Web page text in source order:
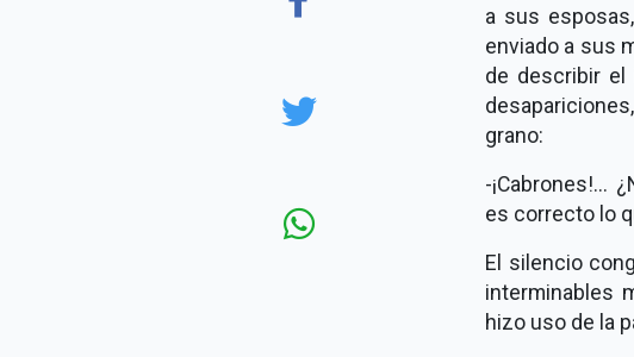
a sus
enviado a sus
de describir el
grano:
-¡Cabrones!...
es correcto lo
El silencio
interminables
hizo uso de la